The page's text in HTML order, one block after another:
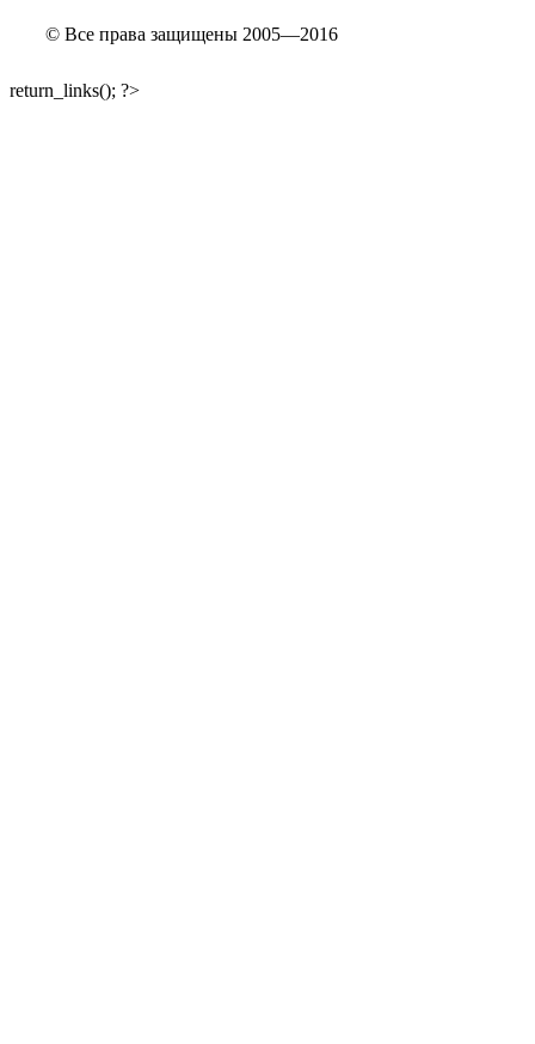
© Все права защищены 2005—2016
return_links(); ?>